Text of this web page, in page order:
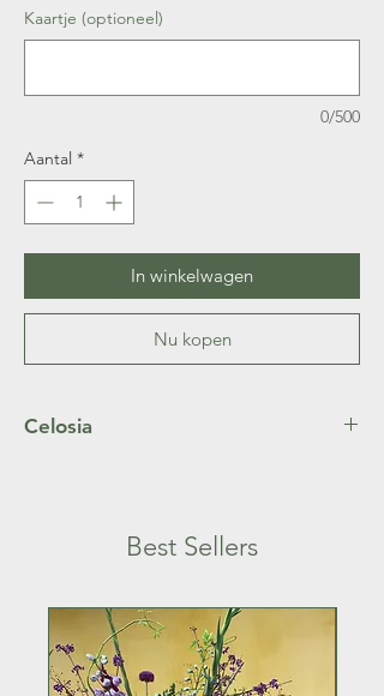
Kaartje (optioneel)
0/500
Aantal *
In winkelwagen
Nu kopen
Celosia
Best Sellers